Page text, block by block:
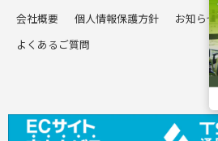
会社概要 個人情報保護方針 お知らせ
よくあるご質問